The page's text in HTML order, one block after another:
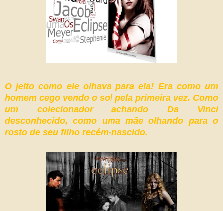
O jeito como ele olhava para ela! Era como um
homem cego vendo o sol pela primeira vez. Como
um colecionador achando Da Vinci
desconhecido, como uma mãe olhando para o
rosto de seu filho recém-nascido.